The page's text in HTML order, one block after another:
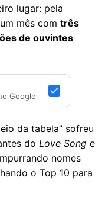
lugar: pela
mês com três
de ouvintes
Google
da tabela” sofreu
do Love Songe
nomes
o Top 10 para